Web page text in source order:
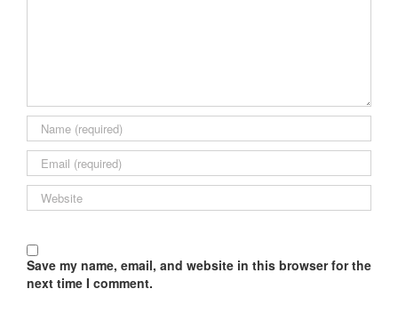
Save my name, email, and website in this browser for the
next time I comment.